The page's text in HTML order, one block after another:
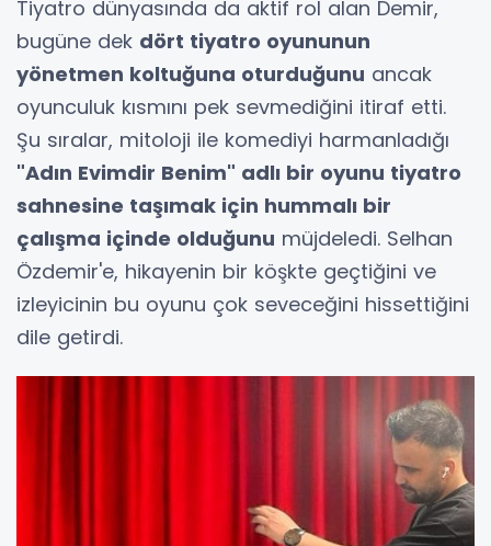
Tiyatro dünyasında da aktif rol alan Demir,
bugüne dek dört tiyatro oyununun
yönetmen koltuğuna oturduğunu ancak
oyunculuk kısmını pek sevmediğini itiraf etti.
Şu sıralar, mitoloji ile komediyi harmanladığı
"Adın Evimdir Benim" adlı bir oyunu tiyatro
sahnesine taşımak için hummalı bir
çalışma içinde olduğunu müjdeledi. Selhan
Özdemir'e, hikayenin bir köşkte geçtiğini ve
izleyicinin bu oyunu çok seveceğini hissettiğini
dile getirdi.